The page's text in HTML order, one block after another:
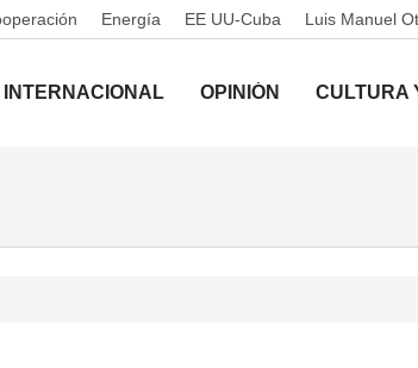
Energía EE UU-Cuba Luis Manuel
INTERNACIONAL OPINIÓN CULTURA